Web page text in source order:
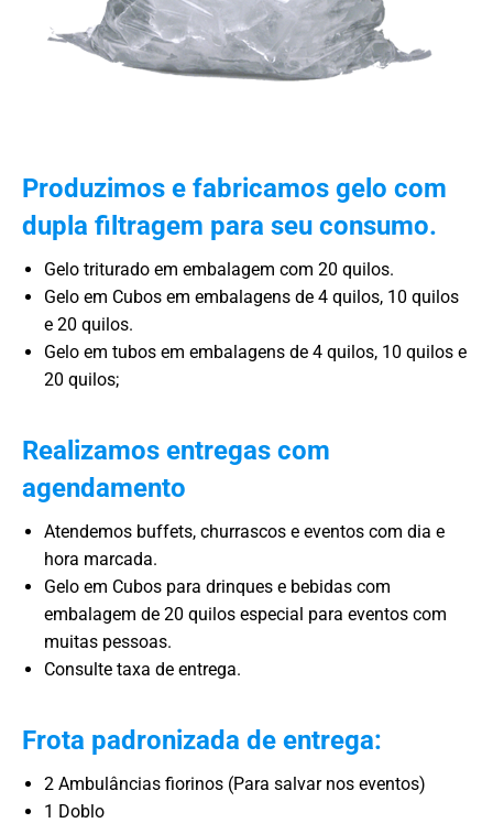
Produzimos e fabricamos gelo com
dupla filtragem para seu consumo.
Gelo triturado em embalagem com 20 quilos.
Gelo em Cubos em embalagens de 4 quilos, 10 quilos
e 20 quilos.
Gelo em tubos em embalagens de 4 quilos, 10 quilos e
20 quilos;
Realizamos entregas com
agendamento
Atendemos buffets, churrascos e eventos com dia e
hora marcada.
Gelo em Cubos para drinques e bebidas com
embalagem de 20 quilos especial para eventos com
muitas pessoas.
Consulte taxa de entrega.
Frota padronizada de entrega:
2 Ambulâncias fiorinos (Para salvar nos eventos)
1 Doblo